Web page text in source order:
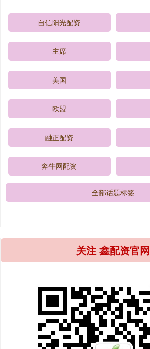
自信阳光配资
主席
美国
欧盟
融正配资
奔牛网配资
全部话题标签
关注 鑫配资官网